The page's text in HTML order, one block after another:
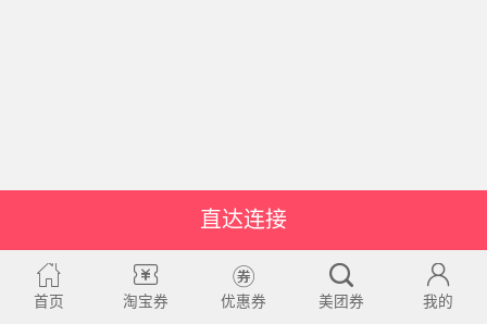
直达连接
首页 淘宝券 优惠券 美团券 我的